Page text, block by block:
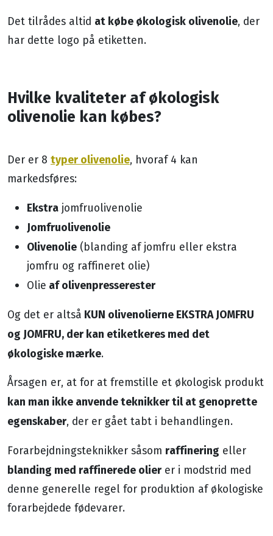
Det tilrådes altid at købe økologisk olivenolie, der
har dette logo på etiketten.
Hvilke kvaliteter af økologisk
olivenolie kan købes?
Der er 8 typer olivenolie, hvoraf 4 kan
markedsføres:
Ekstra jomfruolivenolie
Jomfruolivenolie
Olivenolie (blanding af jomfru eller ekstra
jomfru og raffineret olie)
Olie af olivenpresserester
Og det er altså KUN olivenolierne EKSTRA JOMFRU
og JOMFRU, der kan etiketkeres med det
økologiske mærke.
Årsagen er, at for at fremstille et økologisk produkt
kan man ikke anvende teknikker til at genoprette
egenskaber, der er gået tabt i behandlingen.
Forarbejdningsteknikker såsom raffinering eller
blanding med raffinerede olier er i modstrid med
denne generelle regel for produktion af økologiske
forarbejdede fødevarer.